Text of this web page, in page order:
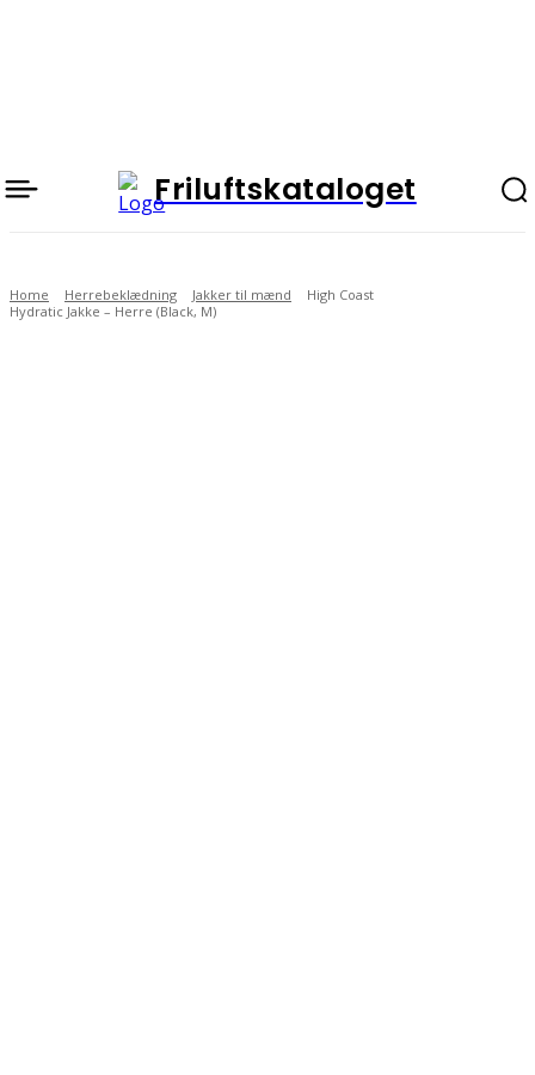
Friluftskataloget
Home Herrebeklædning Jakker til mænd
High Coast
Hydratic Jakke – Herre (Black, M)